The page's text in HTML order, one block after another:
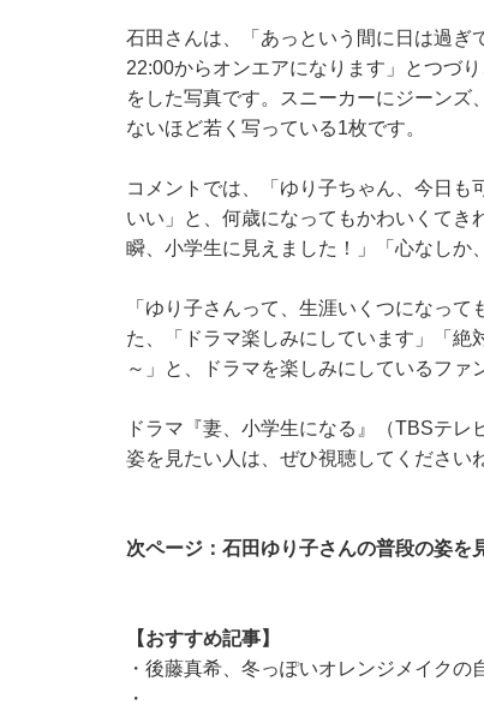
石田さんは、「あっという間に日は過ぎ
22:00からオンエアになります」とつづ
をした写真です。スニーカーにジーンズ
ないほど若く写っている1枚です。
コメントでは、「ゆり子ちゃん、今日
いい」と、何歳になってもかわいくてき
瞬、小学生に見えました！」「心なしか
「ゆり子さんって、生涯いくつになっ
た、「ドラマ楽しみにしています」「絶
～」と、ドラマを楽しみにしているファ
ドラマ『妻、小学生になる』（TBSテ
姿を見たい人は、ぜひ視聴してください
次ページ：石田ゆり子さんの普段の姿を
【おすすめ記事】
・ 後藤真希、冬っぽいオレンジメイクの
・